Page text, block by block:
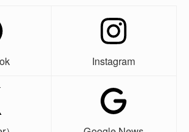
Instagram